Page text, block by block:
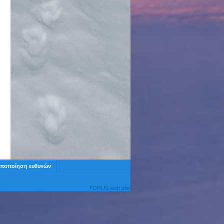
ευθυνών
TORUS web site